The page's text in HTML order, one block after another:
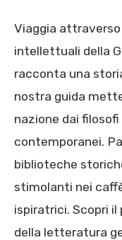
Viaggia
intellettuali della
racconta una
nostra guida
nazione dai
contemporanei.
biblioteche
stimolanti nei
ispiratrici. Scopri
della letteratura